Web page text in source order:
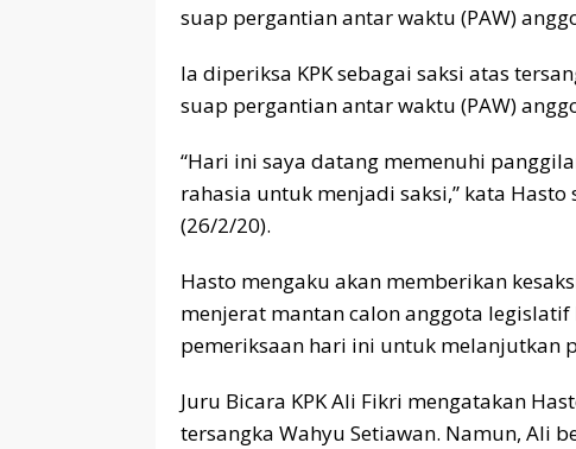
suap pergantian antar waktu (PAW)
Ia diperiksa KPK sebagai saksi atas
suap pergantian antar waktu (PAW)
“Hari ini saya datang memenuhi
rahasia untuk menjadi saksi,” kata Hasto
(26/2/20).
Hasto mengaku akan memberikan
menjerat mantan calon anggota
pemeriksaan hari ini untuk melanjutkan
Juru Bicara KPK Ali Fikri mengatakan
tersangka Wahyu Setiawan. Namun, Ali